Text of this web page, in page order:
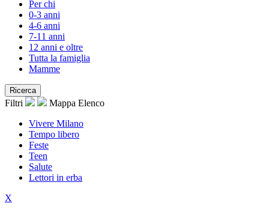
Per chi
0-3 anni
4-6 anni
7-11 anni
12 anni e oltre
Tutta la famiglia
Mamme
Ricerca
Filtri Mappa Elenco
Vivere Milano
Tempo libero
Feste
Teen
Salute
Lettori in erba
X